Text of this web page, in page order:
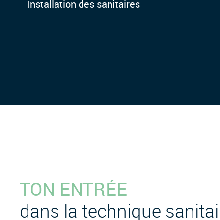
Installation des sanitaires
TON ENTRÉE
dans la technique